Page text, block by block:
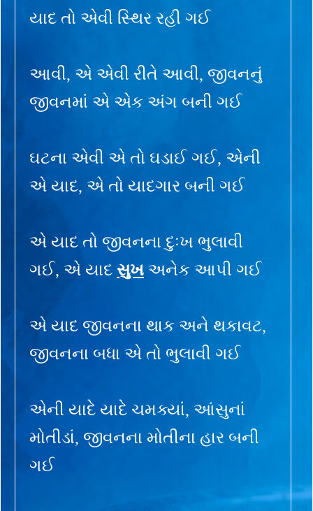
યાદ તો એવી સ્થિર રહી ગઈ
આવી, એ એવી રીતે આવી, જીવનનું
જીવનમાં એ એક અંગ બની ગઈ
ઘટના એવી એ તો ઘડાઈ ગઈ, એની
એ યાદ, એ તો યાદગાર બની ગઈ
એ યાદ તો જીવનના દુઃખ ભુલાવી
ગઈ, એ યાદ સુખ અનેક આપી ગઈ
એ યાદ જીવનના થાક અને થકાવટ,
જીવનના બધા એ તો ભુલાવી ગઈ
એની યાદે યાદે ચમક્યાં, આંસુનાં
મોતીડાં, જીવનના મોતીના હાર બની
ગઈ